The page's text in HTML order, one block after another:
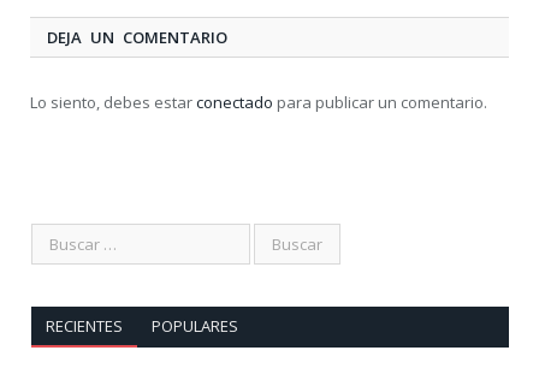
DEJA UN COMENTARIO
Lo siento, debes estarconectado para publicar un comentario.
RECIENTES POPULARES